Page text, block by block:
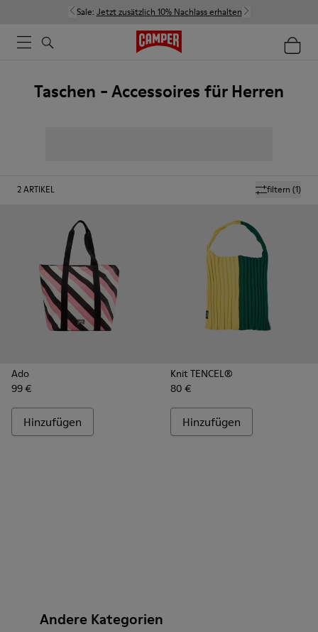
Sale: Jetzt zusätzlich 10% Nachlass erhalten
Taschen - Accessoires für Herren
filtern (1)
2ARTIKEL
Ado
99 €
Hinzufügen
Knit TENCEL®
80 €
Hinzufügen
Andere Kategorien